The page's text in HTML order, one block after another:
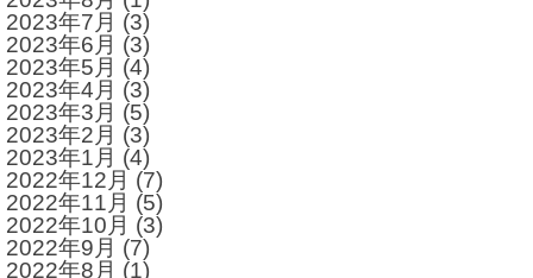
2023年7月 (3)
2023年6月 (3)
2023年5月 (4)
2023年4月 (3)
2023年3月 (5)
2023年2月 (3)
2023年1月 (4)
2022年12月 (7)
2022年11月 (5)
2022年10月 (3)
2022年9月 (7)
2022年8月 (1)